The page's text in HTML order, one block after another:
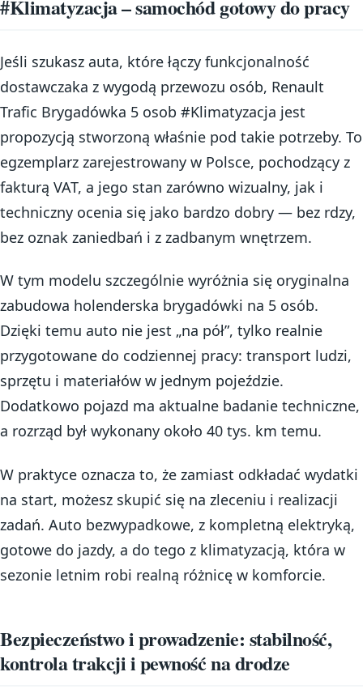
#Klimatyzacja – samochód gotowy do pracy
Jeśli szukasz auta, które łączy funkcjonalność
dostawczaka z wygodą przewozu osób, Renault
Trafic Brygadówka 5 osob #Klimatyzacja jest
propozycją stworzoną właśnie pod takie potrzeby. To
egzemplarz zarejestrowany w Polsce, pochodzący z
fakturą VAT, a jego stan zarówno wizualny, jak i
techniczny ocenia się jako bardzo dobry — bez rdzy,
bez oznak zaniedbań i z zadbanym wnętrzem.
W tym modelu szczególnie wyróżnia się oryginalna
zabudowa holenderska brygadówki na 5 osób.
Dzięki temu auto nie jest „na pół”, tylko realnie
przygotowane do codziennej pracy: transport ludzi,
sprzętu i materiałów w jednym pojeździe.
Dodatkowo pojazd ma aktualne badanie techniczne,
a rozrząd był wykonany około 40 tys. km temu.
W praktyce oznacza to, że zamiast odkładać wydatki
na start, możesz skupić się na zleceniu i realizacji
zadań. Auto bezwypadkowe, z kompletną elektryką,
gotowe do jazdy, a do tego z klimatyzacją, która w
sezonie letnim robi realną różnicę w komforcie.
Bezpieczeństwo i prowadzenie: stabilność,
kontrola trakcji i pewność na drodze